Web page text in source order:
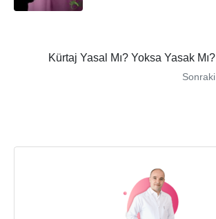
Kürtaj Yasal Mı? Yoksa Yasak Mı?
Sonraki